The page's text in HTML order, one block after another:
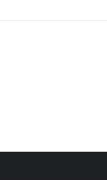
vaga rápido